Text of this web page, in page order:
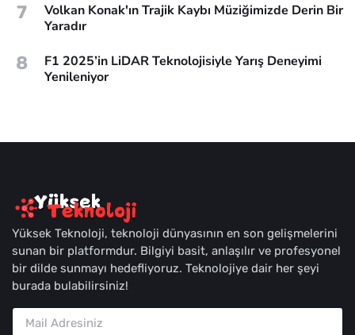
7
Volkan Konak'ın Trajik Kaybı Müziğimizde Derin Bir
Yaradır
8
F1 2025’in LiDAR Teknolojisiyle Yarış Deneyimi
Yenileniyor
Yüksek Teknoloji, teknoloji dünyasının en son gelişmelerini
sunan bir platformdur. Bilgiyi basit, anlaşılır ve profesyonel
bir dilde sunmayı hedefliyoruz. Teknolojiye dair her şeyi
burada bulabilirsiniz!